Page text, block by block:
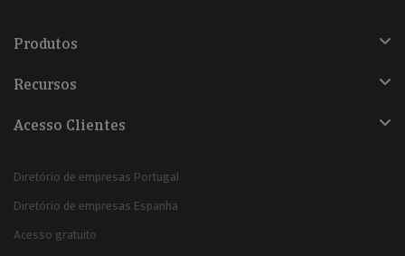
Produtos
Recursos
Acesso Clientes
Diretório de empresas Portugal
Diretório de empresas Espanha
Acesso gratuito